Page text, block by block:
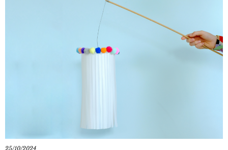
25/10/2024